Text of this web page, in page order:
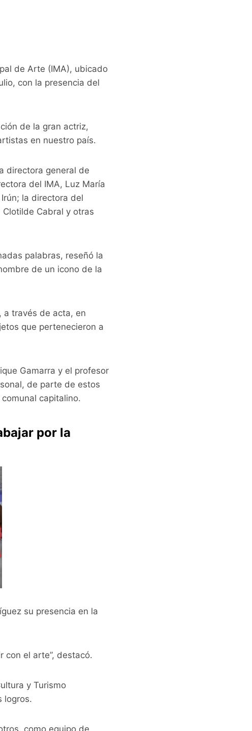
de Arte (IMA), ubicado
con la presencia del
de la gran actriz,
en nuestro país.
directora general de
del IMA, Luz María
la directora del
Cabral y otras
palabras, reseñó la
de un icono de la
a través de acta, en
que pertenecieron a
Gamarra y el profesor
de parte de estos
capitalino.
por la
su presencia en la
con el arte”, destacó.
y Turismo
logros.